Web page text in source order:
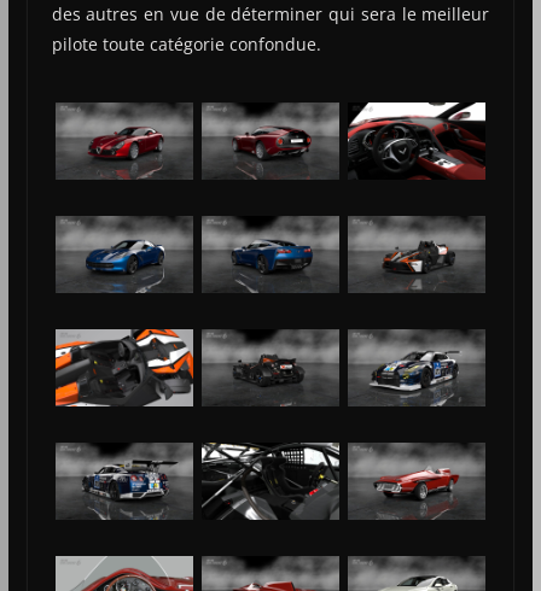
des autres en vue de déterminer qui sera le meilleur
pilote toute catégorie confondue.